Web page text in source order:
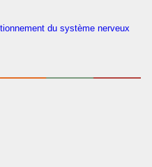
du système nerveux